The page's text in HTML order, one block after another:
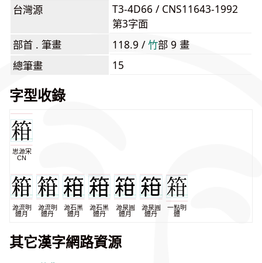
台灣源
T3-4D66 / CNS11643-1992
第3字面
部首 . 筆畫
118.9 /⽵部 9 畫
總筆畫
15
字型收錄
思源宋
CN
源流明
體月
源流明
體丹
源石黑
體月
源石黑
體丹
源泉圓
體月
源泉圓
體丹
一點明
體
其它漢字網路資源